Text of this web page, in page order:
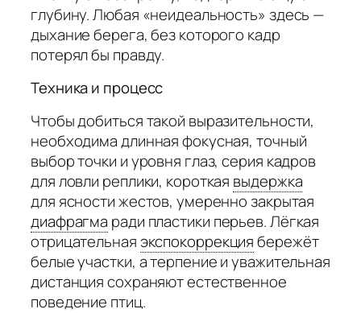
глубину. Любая «неидеальность» здесь —
дыхание берега, без которого кадр
потерял бы правду.
Техника и процесс
Чтобы добиться такой выразительности,
необходима длинная фокусная, точный
выбор точки и уровня глаз, серия кадров
для ловли реплики, короткая выдержка
для ясности жестов, умеренно закрытая
диафрагма ради пластики перьев. Лёгкая
отрицательнаяэкспокоррекциябережёт
белые участки, а терпение и уважительная
дистанция сохраняют естественное
поведение птиц.